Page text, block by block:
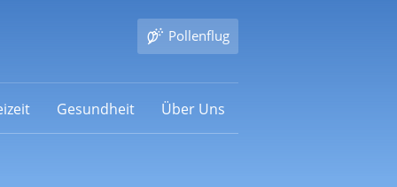
Pollenflug
Gesundheit Über Uns